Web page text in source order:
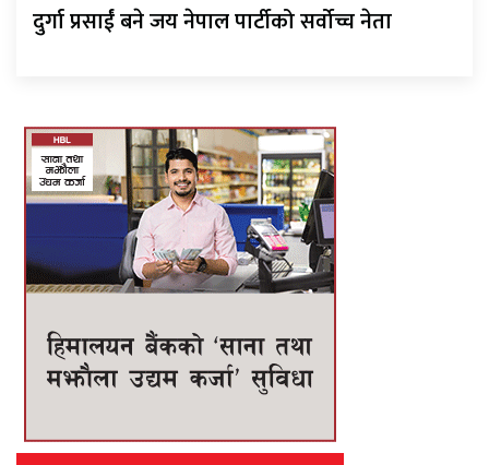
दुर्गा प्रसाईं बने जय नेपाल पार्टीको सर्वोच्च नेता